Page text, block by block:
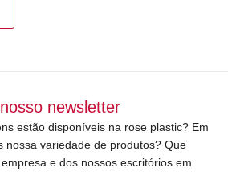
newsletter
estão disponíveis na rose plastic? Em
nossa variedade de produtos? Que
e dos nossos escritórios em